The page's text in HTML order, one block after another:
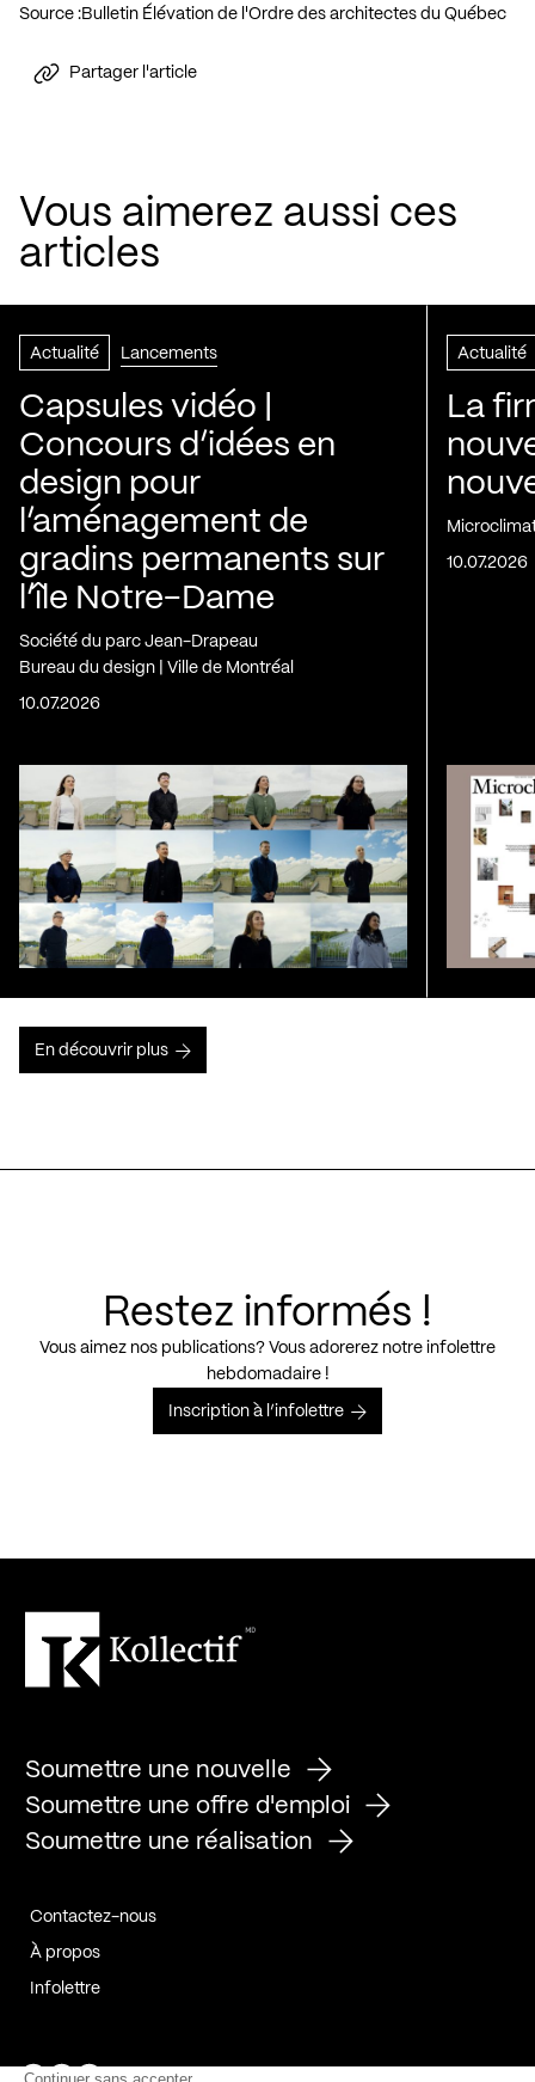
Source :Bulletin Élévation de l'Ordre des architectes du Québec
Partager l'article
Vous aimerez aussi ces
articles
Actualité Lancements
Capsules vidéo |
Concours d’idées en
design pour
l’aménagement de
gradins permanents sur
l’île Notre-Dame
Société du parc Jean-Drapeau
Bureau du design | Ville de Montréal
10.07.2026
Actualité
La
10.07.2026
En découvrir plus
Restez informés !
Vous aimez nos publications? Vous adorerez notre infolettre
hebdomadaire !
Inscription à l’infolettre
Soumettre une nouvelle
Soumettre une offre d'emploi
Soumettre une réalisation
Contactez-nous
À propos
Infolettre
Page Facebook de Kollectif
Page Instagram de Kollectif
Page Linkedin de Kollectif